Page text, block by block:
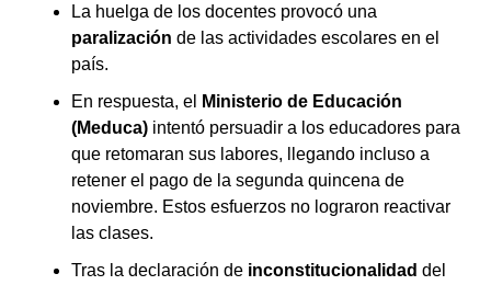
La huelga de los docentes provocó una
paralización de las actividades escolares en el
país.
En respuesta, el
Ministerio de Educación
(Meduca) intentó persuadir a los educadores para
que retomaran sus labores, llegando incluso a
retener el pago de la segunda quincena de
noviembre. Estos esfuerzos no lograron reactivar
las clases.
Tras la declaración de inconstitucionalidad del